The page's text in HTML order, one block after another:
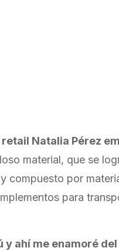
Natalia Pérez
material, que se
compuesto por
para
y ahí me enamoré